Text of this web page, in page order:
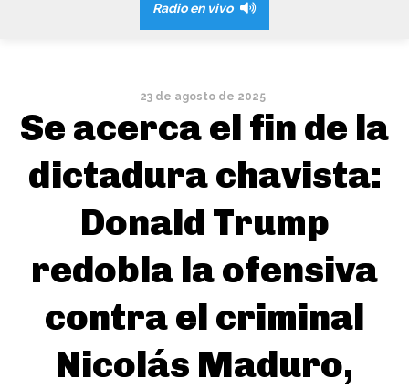
Radio en vivo
23 de agosto de 2025
Se acerca el fin de la
dictadura chavista:
Donald Trump
redobla la ofensiva
contra el criminal
Nicolás Maduro,